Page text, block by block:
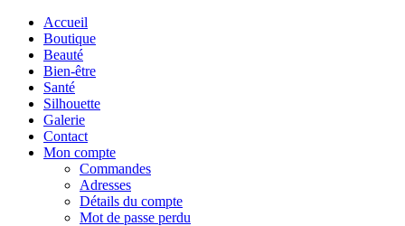
Accueil
Boutique
Beauté
Bien-être
Santé
Silhouette
Galerie
Contact
Mon compte
Commandes
Adresses
Détails du compte
Mot de passe perdu